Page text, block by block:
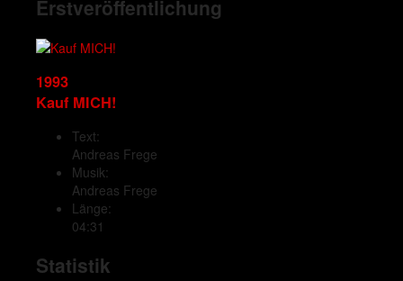
Erstveröffentlichung
1993
Kauf MICH!
Text:
Andreas Frege
Musik:
Andreas Frege
Länge:
04:31
Statistik